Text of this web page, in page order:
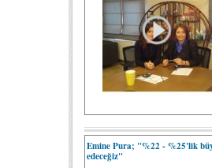
Emine Pura; "%22 - %25'lik
edeceğiz"